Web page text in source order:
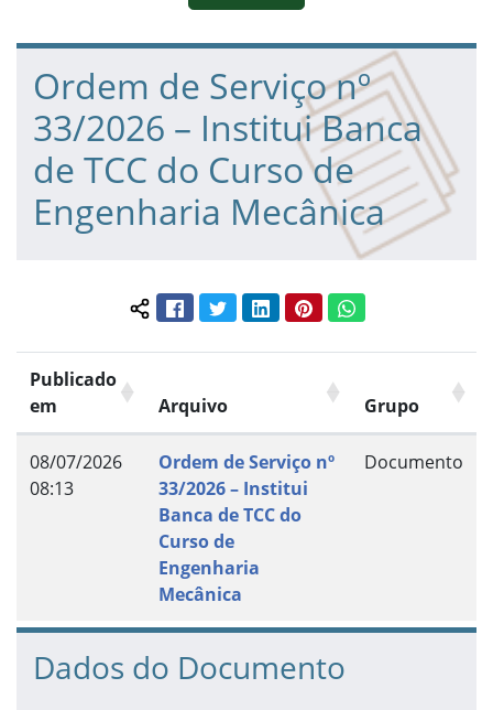
Fim da navegação
Início do conteúdo
Ordem de Serviço nº
33/2026 – Institui Banca
de TCC do Curso de
Engenharia Mecânica
Compartilhar conteúdo:
FacebookTwitterLinkedInPinterestWhatsApp
Publicado
em
Arquivo Grupo
08/07/2026
08:13
Ordem de Serviço nº
33/2026 – Institui
Banca de TCC do
Curso de
Engenharia
Mecânica
Documento
Dados do Documento